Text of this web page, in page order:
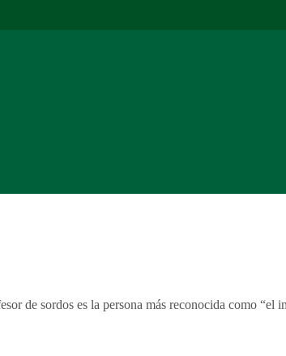
de sordos es la persona más reconocida como